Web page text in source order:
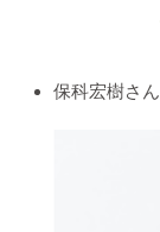
保科宏樹さん